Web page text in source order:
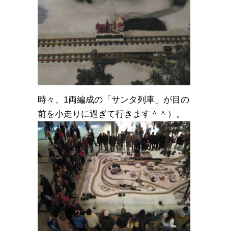
時々、1両編成の「サンタ列車」が目の
前を小走りに過ぎて行きます＾＾）。